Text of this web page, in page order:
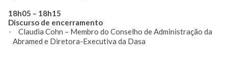
– 18h15
de encerramento
·
Claudia Cohn – Membro do Conselho de Administração da
Abramed e Diretora-Executiva da Dasa